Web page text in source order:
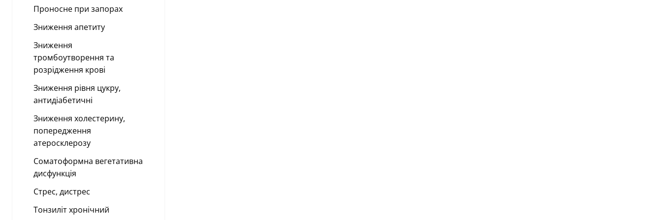
Проносне при запорах
Зниження апетиту
Зниження
тромбоутворення та
розрідження крові
Зниження рівня цукру,
антидіабетичні
Зниження холестерину,
попередження
атеросклерозу
Соматоформна вегетативна
дисфункція
Стрес, дистрес
Тонзиліт хронічний